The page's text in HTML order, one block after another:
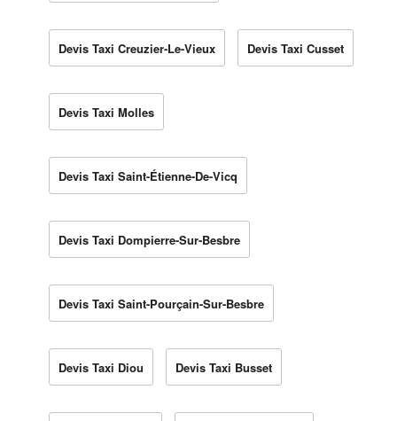
Devis Taxi Creuzier-Le-Vieux Devis Taxi Cusset
Devis Taxi Molles
Devis Taxi Saint-Étienne-De-Vicq
Devis Taxi Dompierre-Sur-Besbre
Devis Taxi Saint-Pourçain-Sur-Besbre
Devis Taxi Diou Devis Taxi Busset